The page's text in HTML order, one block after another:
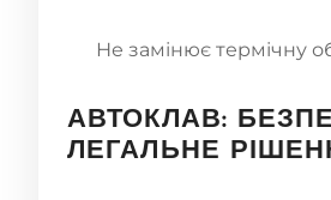
Не замінює термічну
АВТОКЛАВ:
ЛЕГАЛЬНЕ